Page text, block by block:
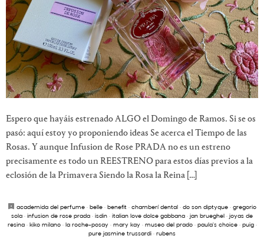
Espero que hayáis estrenado ALGO el Domingo de Ramos. Si se os
pasó: aquí estoy yo proponiendo ideas Se acerca el Tiempo de las
Rosas. Y aunque Infusion de Rose PRADA no es un estreno
precisamente es todo un REESTRENO para estos días previos a la
eclosión de la Primavera Siendo la Rosa la Reina […]
academida del perfume · belle · benefit · chamberí dental · do son diptyque · gregorio
sola · infusion de rose prada · isdin · italian love dolce gabbana · jan brueghel · joyas de
resina· kiko milano· la roche-posay· mary kay· museo del prado· paula's choice· puig·
pure jasmine trussardi · rubens